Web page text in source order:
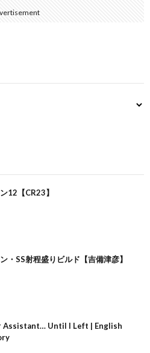
12【CR23】
・SS射程盛りビルド【吉備津彦】
Assistant… Until I Left | English